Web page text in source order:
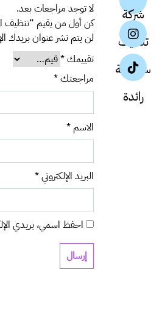
لا توجد مراجعات بعد.
كن أول من يقيم “تنظيف المساحات
لن يتم نشر عنوان بريدك
تقييمك*
مراجعتك*
الاسم *
البريد الإلكتروني*
احفظ اسمي، بريدي